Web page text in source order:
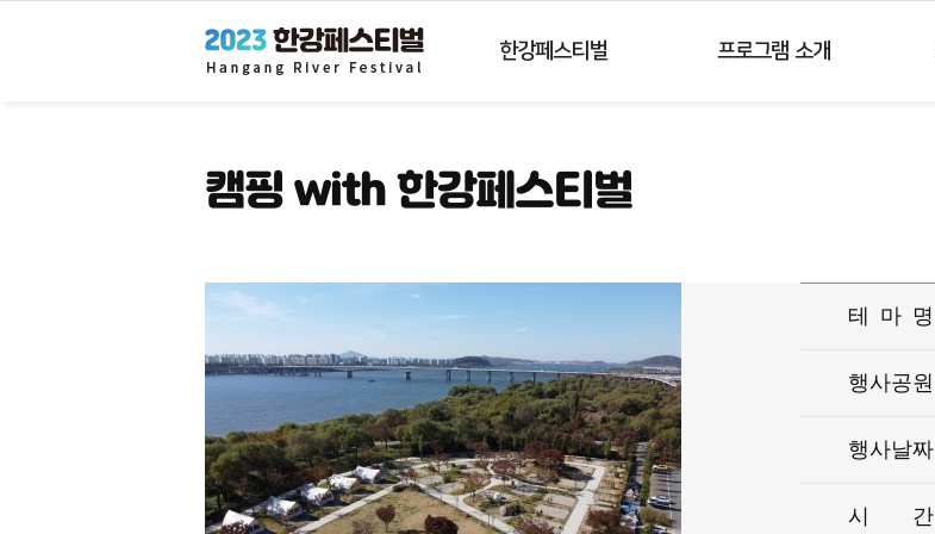
한
강
한강페스티벌 프로그램 소개
캠핑 with 한강페스티벌
테 마 명
행사공원
행사날짜
시 간